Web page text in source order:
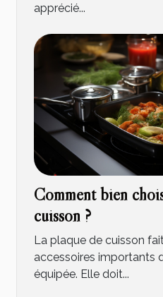
apprécié...
Comment bien
cuisson ?
La plaque de cuisson
accessoires importants
équipée. Elle doit...